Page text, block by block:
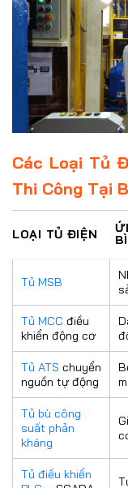
Các Loại Tủ
Thi Công Tại
LOẠI TỦ ĐIỆN
Tủ MSB
Tủ MCC điều
khiển động cơ
Tủ ATS chuyển
nguồn tự động
Tủ bù công
suất phản
kháng
Tủ điều khiển